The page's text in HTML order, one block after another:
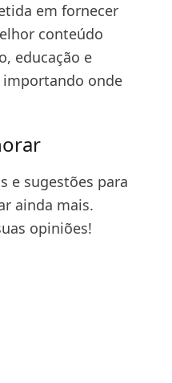
em fornecer
conteúdo
educação e
onde
e sugestões para
ainda mais.
opiniões!